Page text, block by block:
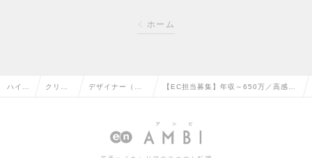
ホーム
ハイク クリエ デザイナー（We
ーム関連）の転
【EC担当募集】年収～650万／高感
／人が良く風通しの良い社風◎の求人